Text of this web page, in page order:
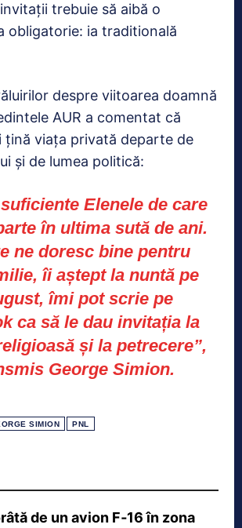
trebuie să aibă o
obligatorie: ia traditională
despre viitoarea doamnă
AUR a comentat că
țină viața privată departe de
și de lumea politică:
Elenele de care
în ultima sută de ani.
ne doresc bine pentru
îi aștept la nuntă pe
îmi pot scrie pe
ca să le dau invitația la
și la petrecere”,
George Simion.
SIMION PNL
de un avion F‑16 în zona